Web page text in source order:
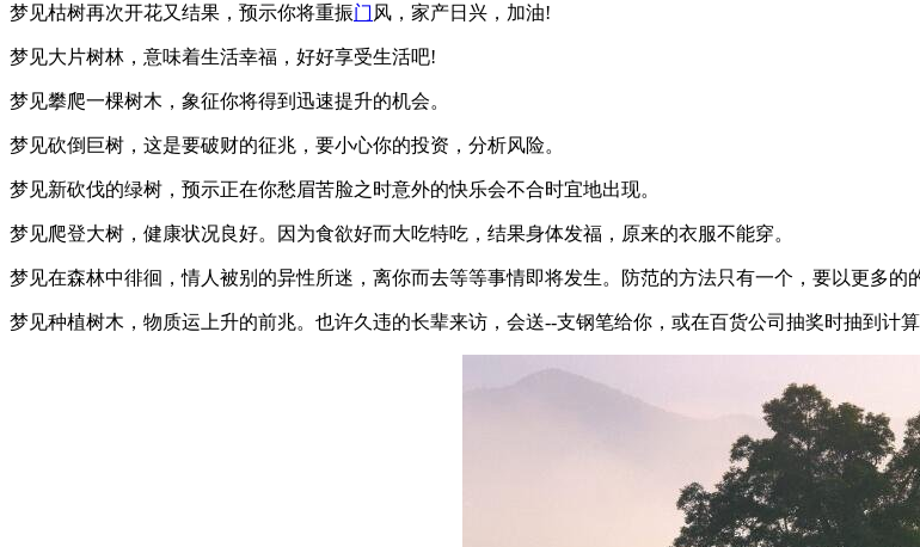
梦见枯树再次开花又结果，预示你将重振门 风，家产日兴，加油!
梦见大片树林，意味着生活幸福，好好享受生活吧!
梦见攀爬一棵树木，象征你将得到迅速提升的机会。
梦见砍倒巨树，这是要破财的征兆，要小心你的投资，分析风险。
梦见新砍伐的绿树，预示正在你愁眉苦脸之时意外的快乐会不合时宜地出现。
梦见爬登大树，健康状况良好。因为食欲好而大吃特吃，结果身体发福，原来的衣服不能穿。
梦见在森林中徘徊，情人被别的异性所迷，离你而去等等事情即将发生。防范的方法只有一个，要以更多的
梦见种植树木，物质运上升的前兆。也许久违的长辈来访，会送--支钢笔给你，或在百货公司抽奖时抽到计